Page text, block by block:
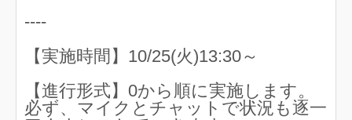
----
【実施時間】10/25(火)13:30～
【進行形式】0から順に実施します。
必ず、マイクとチャットで状況も逐一